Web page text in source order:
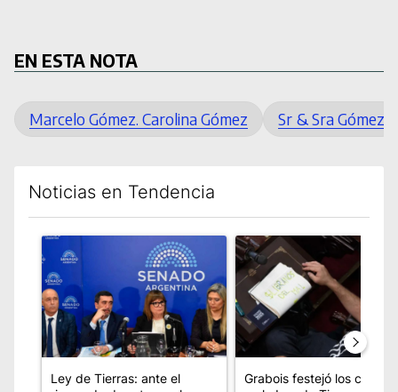
EN ESTA NOTA
Marcelo Gómez. Carolina Gómez Sr & Sra Gómez
Noticias en Tendencia
Un artículo de tendencia con el título "Ley de Tierras: ante
Ley de Tierras: ante el
Un artículo de tendencia
Grabois festejó los